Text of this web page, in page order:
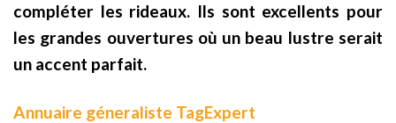
compléter les rideaux. Ils sont excellents pour
les grandes ouvertures où un beau lustre serait
un accent parfait.
Annuaire géneraliste TagExpert